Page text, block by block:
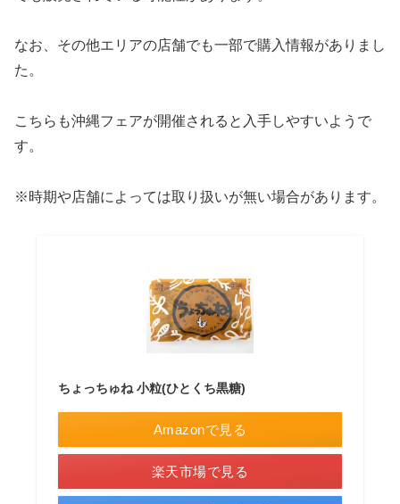
なお、その他エリアの店舗でも一部で購入情報がありまし
た。
こちらも沖縄フェアが開催されると入手しやすいようで
す。
※時期や店舗によっては取り扱いが無い場合があります。
ちょっちゅね 小粒(ひとくち黒糖)
Amazonで見る
楽天市場で見る